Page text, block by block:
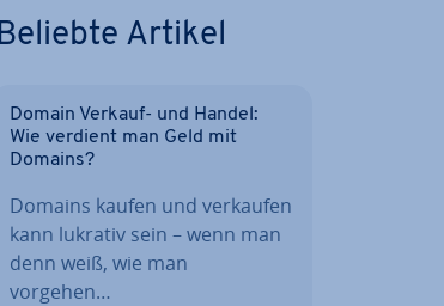
Beliebte Artikel
Domain Verkauf- und Handel:
Wie verdient man Geld mit
Domains?
Domains kaufen und verkaufen
kann lukrativ sein – wenn man
denn weiß, wie man
vorgehen…